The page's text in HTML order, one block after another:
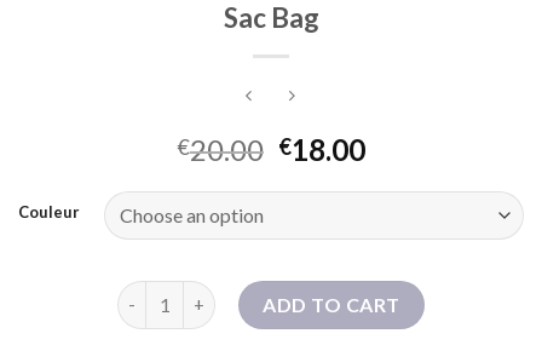
Sac Bag
€20.00 €18.00
Couleur
2025 Nouveau sac Elephant rétro Chinois Chinois
ADD TO CART